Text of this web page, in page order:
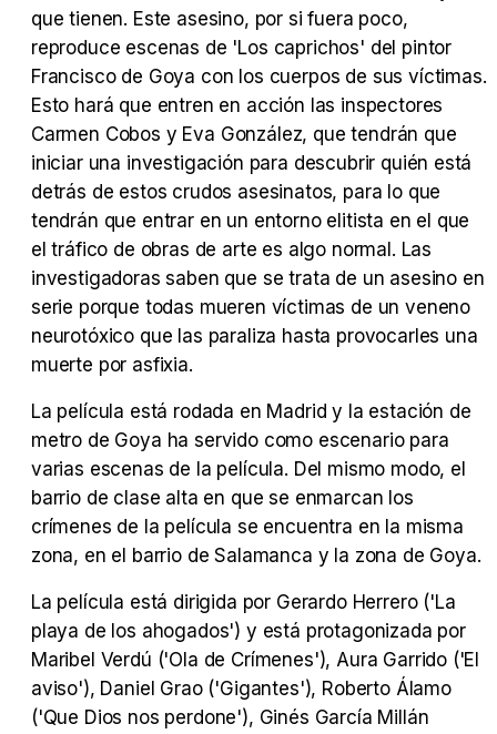
que tienen. Este asesino, por si fuera poco,
reproduce escenas de 'Los caprichos' del pintor
Francisco de Goya con los cuerpos de sus víctimas.
Esto hará que entren en acción las inspectores
Carmen Cobos y Eva González, que tendrán que
iniciar una investigación para descubrir quién está
detrás de estos crudos asesinatos, para lo que
tendrán que entrar en un entorno elitista en el que
el tráfico de obras de arte es algo normal. Las
investigadoras saben que se trata de un asesino en
serie porque todas mueren víctimas de un veneno
neurotóxico que las paraliza hasta provocarles una
muerte por asfixia.
La película está rodada en Madrid y la estación de
metro de Goya ha servido como escenario para
varias escenas de la película. Del mismo modo, el
barrio de clase alta en que se enmarcan los
crímenes de la película se encuentra en la misma
zona, en el barrio de Salamanca y la zona de Goya.
La película está dirigida por Gerardo Herrero ('La
playa de los ahogados') y está protagonizada por
Maribel Verdú ('Ola de Crímenes'), Aura Garrido ('El
aviso'), Daniel Grao ('Gigantes'), Roberto Álamo
('Que Dios nos perdone'), Ginés García Millán